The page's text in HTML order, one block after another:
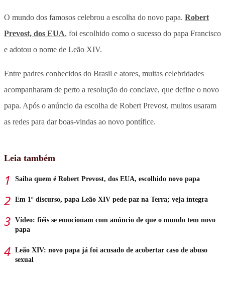
O mundo dos famosos celebrou a escolha do novo papa. Robert
Prevost, dos EUA, foi escolhido como o sucesso do papa Francisco
e adotou o nome de Leão XIV.
Entre padres conhecidos do Brasil e atores, muitas celebridades
acompanharam de perto a resolução do conclave, que define o novo
papa. Após o anúncio da escolha de Robert Prevost, muitos usaram
as redes para dar boas-vindas ao novo pontífice.
Leia também
Saiba quem é Robert Prevost, dos EUA, escolhido novo papa
Em 1º discurso, papa Leão XIV pede paz na Terra; veja íntegra
Vídeo: fiéis se emocionam com anúncio de que o mundo tem novo
papa
Leão XIV: novo papa já foi acusado de acobertar caso de abuso
sexual